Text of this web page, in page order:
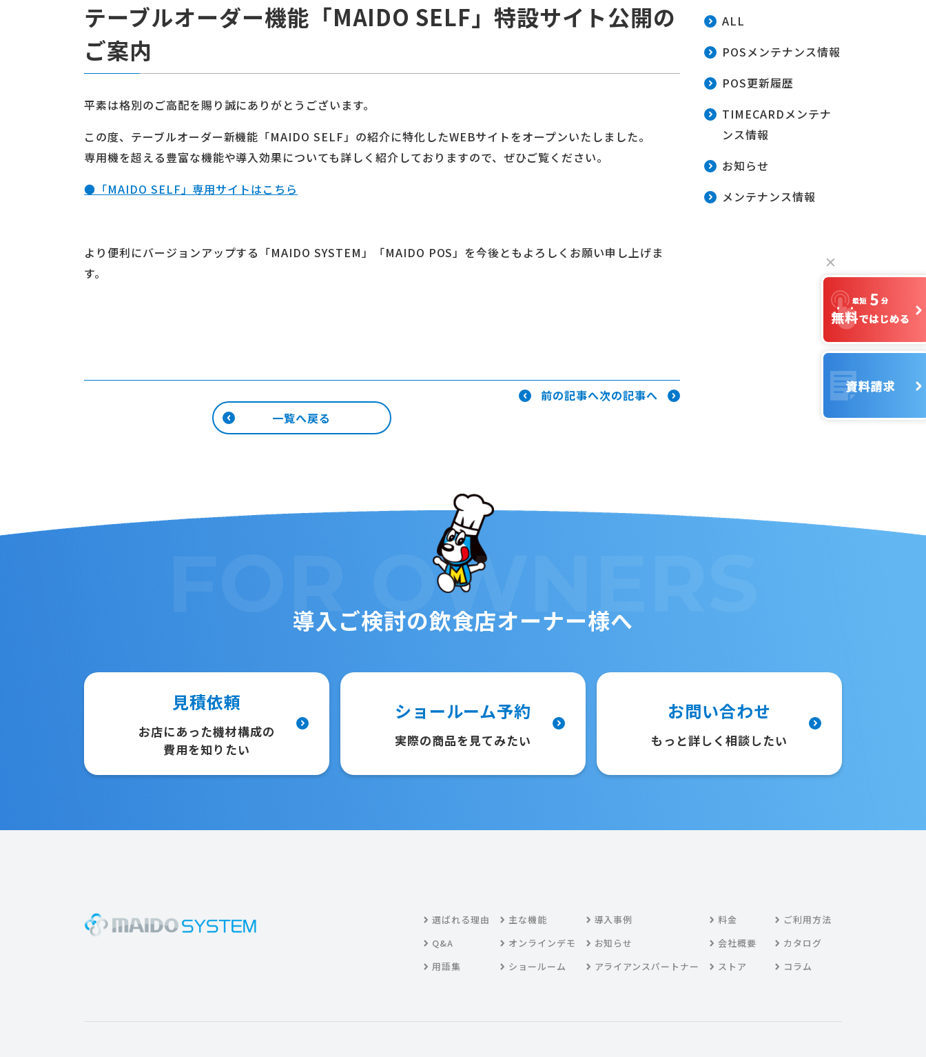
テーブルオーダー機能「MAIDO SELF」特設サイト公開の
ご案内
平素は格別のご高配を賜り誠にありがとうございます。
この度、テーブルオーダー新機能「MAIDO SELF」の紹介に特化したWEBサイトをオープンいたしました。
専用機を超える豊富な機能や導入効果についても詳しく紹介しておりますので、ぜひご覧ください。
●「MAIDO SELF」専用サイトはこちら
より便利にバージョンアップする「MAIDO SYSTEM」「MAIDO POS」を今後ともよろしくお願い申し上げま
す。
一覧へ戻る
前の記事へ次の記事へ
ALL
POSメンテナンス情報
POS更新履歴
TIMECARDメンテナ
ンス情報
お知らせ
メンテナンス情報
導入ご検討の飲食店オーナー様へ
FOROWNERS
見積依頼
お店にあった機材構成の
費用を知りたい
ショールーム予約
実際の商品を見てみたい
お問い合わせ
もっと詳しく相談したい
選ばれる理由 主な機能 導入事例 料金
ご利用方法
Q&A
オンラインデモ お知らせ 会社概要
カタログ
用語集
ショールーム アライアンスパートナー ストア コラム